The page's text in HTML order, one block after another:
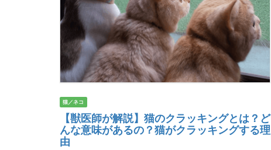
猫／ネコ
【獣医師が解説】猫のクラッキングとは？ど
んな意味があるの？猫がクラッキングする理
由